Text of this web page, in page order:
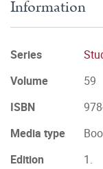
Information
Series
Volume
59
ISBN
Media type
Edition
1.